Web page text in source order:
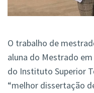
O trabalho de
aluna do Mestrado
do Instituto Superior
“melhor dissertação